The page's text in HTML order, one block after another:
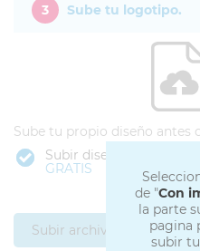
de "Con
la parte
pagina
subir
3 Sube tu logotipo.
Sube tu propio diseño antes
Subir diseño
GRATIS
Subir archivos ahora